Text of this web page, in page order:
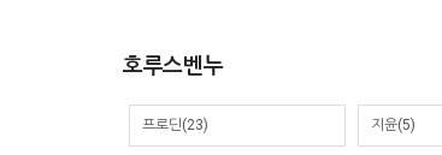
호루스벤누
프로딘(23) 지윤(5)